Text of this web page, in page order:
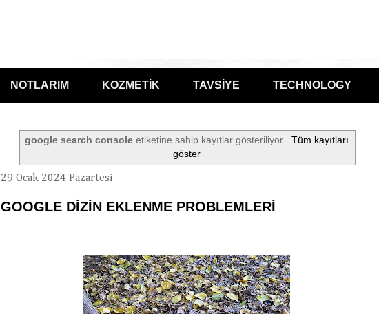
NOTLARIM KOZMETİK TAVSİYE TECHNOLOGY
google search consoleetiketine sahip kayıtlar gösteriliyor.
Tüm kayıtları
göster
29 Ocak 2024 Pazartesi
GOOGLE DİZİN EKLENME PROBLEMLERİ